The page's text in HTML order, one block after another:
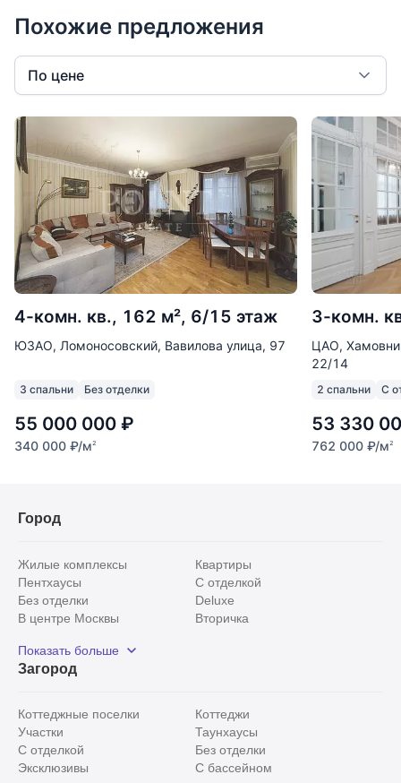
Похожие предложения
По цене
4-комн. кв., 162 м², 6/15 этаж
ЮЗАО, Ломоносовский, Вавилова улица, 97
3 спальни Без отделки
55 000 000 ₽
340 000 ₽/м2
3-комн.
ЦАО,
22/14
2 спальни С
53 330
762 000 ₽/м2
Город
Жилые комплексы
Квартиры
Пентхаусы
С отделкой
Без отделки
Deluxe
В центре Москвы
Вторичка
Рядом с парком
С панорамными окнами
Показать больше
Загород
Коттеджные поселки
Коттеджи
Участки
Таунхаусы
С отделкой
Без отделки
Эксклюзивы
С бассейном